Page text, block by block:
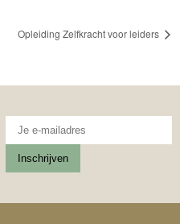
Opleiding Zelfkracht voor leiders